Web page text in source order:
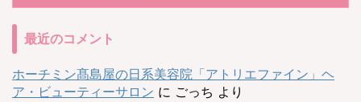
最近のコメント
ホーチミン髙島屋の日系美容院「アトリエファイン」ヘ
ア・ビューティーサロン に ごっち より